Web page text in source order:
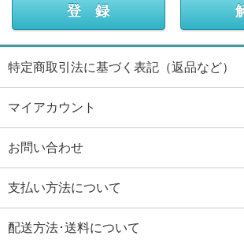
特定商取引法に基づく表記（返品など）
マイアカウント
お問い合わせ
支払い方法について
配送方法･送料について